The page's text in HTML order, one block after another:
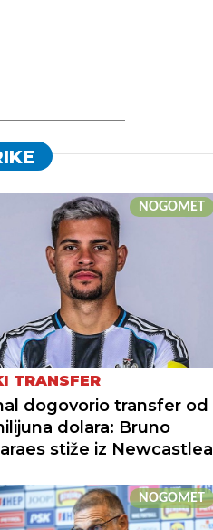
NOGOMET
TRANSFER
dogovorio transfer od
dolara: Bruno
stiže iz Newcastlea
NOGOMET